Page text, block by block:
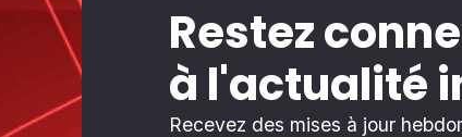
Restez
à l'actualité
Recevez des mises à jour